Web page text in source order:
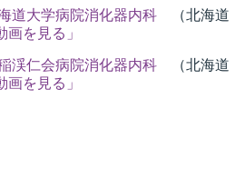
道大学病院消化器内科 （北海道
画を見る」
渓仁会病院消化器内科 （北海道
画を見る」